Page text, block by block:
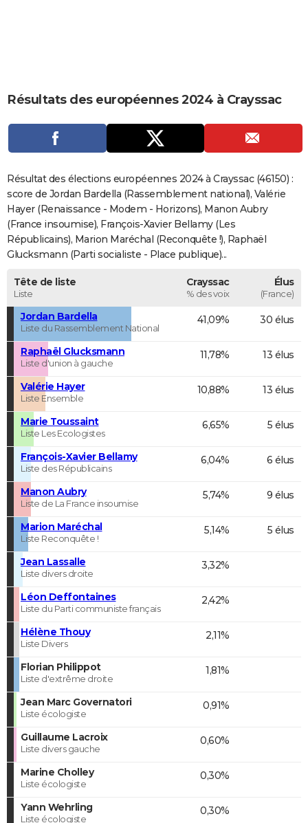
CARTE DE VOEUX
Carte de Noël
Carte Bonne année
Carte Saint-Valentin
Carte Pâques
Carte d'anniversaire
DICTIONNAIRE
Dictionnaire
Biographies
Citations
Expressions
Proverbes
PROGRAMME TV
COPAINS D'AVANT
S'inscrire
Se connecter
Lycées
Collèges
Primaires
Universités
Entreprises
Service militaire
Avis de recherche
AVIS DE DÉCÈS
FORUM
Résultats des européennes 2024 à Crayssac
Résultat des élections européennes 2024 à Crayssac (46150) :
score de Jordan Bardella (Rassemblement national), Valérie
Hayer (Renaissance - Modem - Horizons), Manon Aubry
(France insoumise), François-Xavier Bellamy (Les
Républicains), Marion Maréchal (Reconquête !), Raphaël
Glucksmann (Parti socialiste - Place publique)...
Tête de liste
Liste
Crayssac
% des voix
Élus
(France)
Jordan Bardella
Liste du Rassemblement National
41,09% 30 élus
Raphaël Glucksmann
Liste d'union à gauche
11,78% 13 élus
Valérie Hayer
Liste Ensemble
10,88% 13 élus
Marie Toussaint
Liste Les Ecologistes
6,65% 5 élus
François-Xavier Bellamy
Liste des Républicains
6,04% 6 élus
Manon Aubry
Liste de La France insoumise
5,74% 9 élus
Marion Maréchal
Liste Reconquête !
5,14% 5 élus
Jean Lassalle
Liste divers droite
3,32%
Léon Deffontaines
Liste du Parti communiste français
2,42%
Hélène Thouy
Liste Divers
2,11%
Florian Philippot
Liste d'extrême droite
1,81%
Jean Marc Governatori
Liste écologiste
0,91%
Guillaume Lacroix
Liste divers gauche
0,60%
Marine Cholley
Liste écologiste
0,30%
Yann Wehrling
Liste écologiste
0,30%